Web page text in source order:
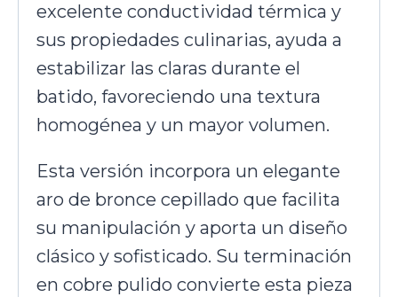
excelente conductividad térmica y
sus propiedades culinarias, ayuda a
estabilizar las claras durante el
batido, favoreciendo una textura
homogénea y un mayor volumen.
Esta versión incorpora un elegante
aro de bronce cepillado que facilita
su manipulación y aporta un diseño
clásico y sofisticado. Su terminación
en cobre pulido convierte esta pieza